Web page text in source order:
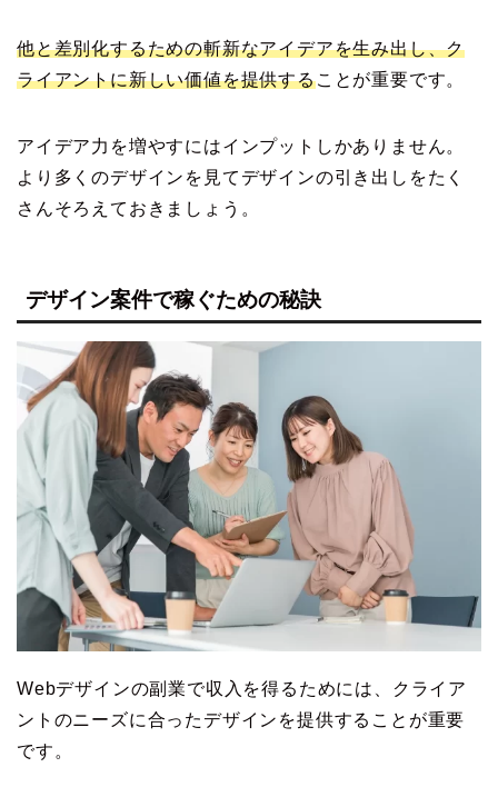
他と差別化するための斬新なアイデアを生み出し、ク
ライアントに新しい価値を提供することが重要です。
アイデア力を増やすにはインプットしかありません。
より多くのデザインを見てデザインの引き出しをたく
さんそろえておきましょう。
デザイン案件で稼ぐための秘訣
Webデザインの副業で収入を得るためには、クライア
ントのニーズに合ったデザインを提供することが重要
です。